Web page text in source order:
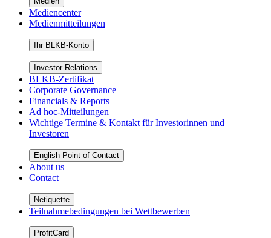
Mediencenter
Medienmitteilungen
Ihr BLKB-Konto
Investor Relations
BLKB-Zertifikat
Corporate Governance
Financials & Reports
Ad hoc-Mitteilungen
Wichtige Termine & Kontakt für Investorinnen und
Investoren
English Point of Contact
About us
Contact
Netiquette
Teilnahmebedingungen bei Wettbewerben
ProfitCard